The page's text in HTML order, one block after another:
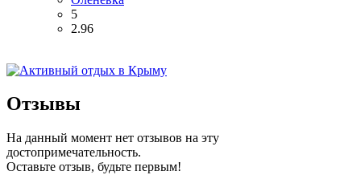
5
2.96
Отзывы
На данный момент нет отзывов на эту
достопримечательность.
Оставьте отзыв, будьте первым!